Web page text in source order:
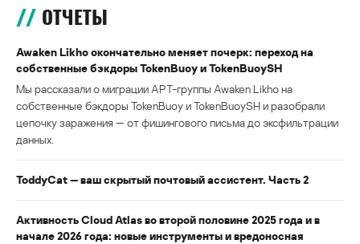
ОТЧЕТЫ
Awaken Likho окончательно меняет почерк: переход на
собственные бэкдоры TokenBuoy и TokenBuoySH
Мы рассказали о миграции APT-группы Awaken Likho на
собственные бэкдоры TokenBuoy и TokenBuoySH и разобрали
цепочку заражения — от фишингового письма до эксфильтрации
данных.
ToddyCat — ваш скрытый почтовый ассистент. Часть 2
Активность Cloud Atlas во второй половине 2025 года и в
начале 2026 года: новые инструменты и вредоносная